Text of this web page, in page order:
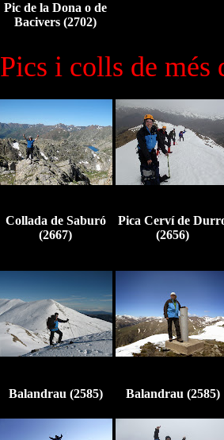
Pic de la Dona o de
Bacivers (2702)
Pics i colls de més
Collada de Saburó
(2667)
Pica Cerví de
(2656)
Balandrau (2585) Balandrau (2585)